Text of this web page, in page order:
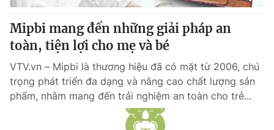
Mipbi mang đến những giải pháp an
toàn, tiện lợi cho mẹ và bé
VTV.vn – Mipbi là thương hiệu đã có mặt từ 2006, chú
trọng phát triển đa dạng và nâng cao chất lượng sản
phẩm, nhằm mang đến trải nghiệm an toàn cho trẻ...